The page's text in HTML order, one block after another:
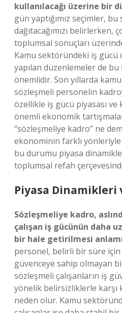
kullanılacağı üzerine bir
gün yaptığımız seçimler, bu
dağıtacağımızı belirlerken,
toplumsal sonuçları
Kamu sektöründeki iş gücü
yapılan düzenlemeler de
önemlidir. Son yıllarda
sözleşmeli personelin
özellikle iş gücü piyasası ve
önemli ekonomik
“sözleşmeliye kadro” ne
ekonominin farklı yönleriyle
bu durumu piyasa
toplumsal refah
Piyasa Dinamikleri
Sözleşmeliye kadro,
çalışan iş gücünün daha
bir hale getirilmesi
personel, belirli bir süre için
güvenceye sahip olmayan
sözleşmeli çalışanların iş
yönelik belirsizliklerle karşı
neden olur. Kamu